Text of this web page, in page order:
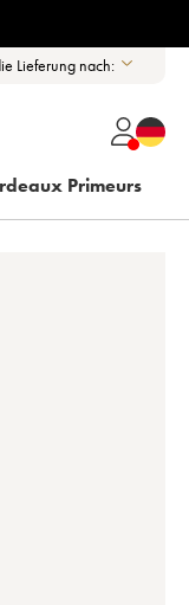
Lieferung nach:
Primeurs